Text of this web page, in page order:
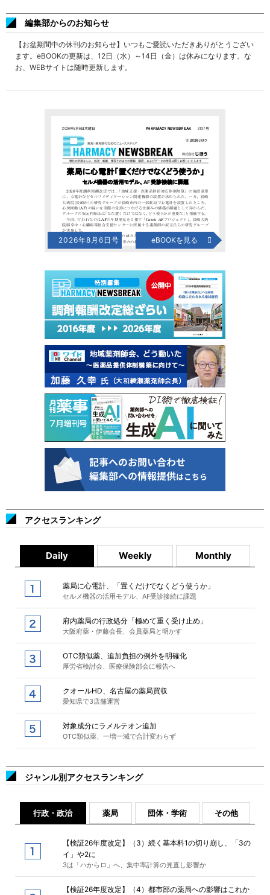
編集部からのお知らせ
【お盆期間中の休刊のお知らせ】いつもご愛読いただきありがとうござい
ます。eBOOKの更新は、12日（水）～14日（金）は休みになります。な
お、WEBサイトは随時更新します。
2026年8月6日号 eBOOKを見る
アクセスランキング
Daily Weekly Monthly
薬局に心電計、「置くだけでなくどう使うか」
セルメ機器の活用モデル、AF受診接続に課題
府内薬局の行政処分「極めて重く受け止め」
大阪府薬・伊藤会長、会員薬局と明かす
OTC類似薬、追加負担の例外を明確化
厚労省検討会、医療保険部会に報告へ
クオールHD、名古屋の薬局買収
愛知県で3店舗運営
対象成分にラメルテオン追加
OTC類似薬、一増一減で合計変わらず
ジャンル別アクセスランキング
行政・政治 薬局 団体・学術 その他
【検証26年度改定】（3）続く基本料1の切り崩し、「3の
イ」や2に
3は「ハからロ」へ、集中率計算の見直し影響か
【検証26年度改定】（4）都市部の薬局への影響はこれか